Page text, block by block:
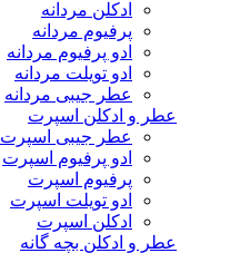
ادکلن مردانه
پرفیوم مردانه
ادو پرفیوم مردانه
ادو تویلت مردانه
عطر جیبی مردانه
عطر و ادکلن اسپرت
عطر جیبی اسپرت
ادو پرفیوم اسپرت
پرفیوم اسپرت
ادو تویلت اسپرت
ادکلن اسپرت
عطر و ادکلن بچه گانه